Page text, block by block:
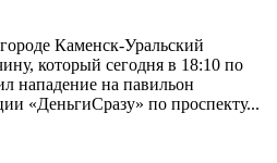
Каменск-Уральский
который сегодня в 18:10 по
нападение на павильон
«ДеньгиСразу» по проспекту...